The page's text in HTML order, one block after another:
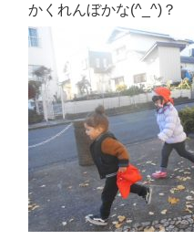
かくれんぼかな(^_^)？